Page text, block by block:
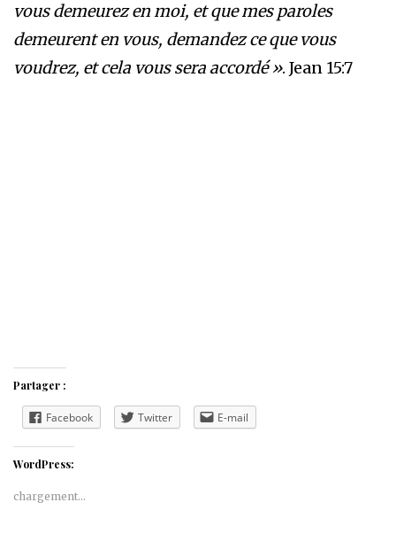
vous demeurez en moi, et que mes paroles
demeurent en vous, demandez ce que vous
voudrez, et cela vous sera accordé ». Jean 15:7
Partager :
Facebook Twitter E-mail
WordPress:
chargement…